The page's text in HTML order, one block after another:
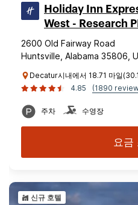
Holiday Inn
West - Research
2600 Old Fairway Road
Huntsville, Alabama 35806,
Decatur시내에서 18.71 마일
4.85
(1890
주차 수영장
요금
신규 호텔